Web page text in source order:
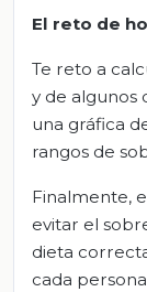
El reto de
Te reto a
y de algunos
una gráfica
rangos de
Finalmente,
evitar el
dieta
cada